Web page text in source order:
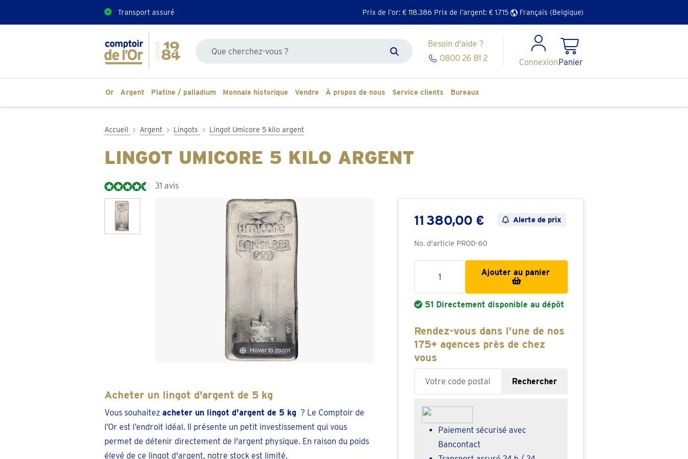
Transport assuré Prix de l’or: € 118.386 Prix de l’argent: € 1.715 Français (Belgique)
Zoeken
Besoin d'aide ?
0800 26 81 2
ConnexionPanier
Or Argent Platine / palladium Monnaie historique Vendre À propos de nous Service clients Bureaux
Accueil Argent Lingots Lingot Umicore 5 kilo argent
LINGOT UMICORE 5 KILO ARGENT
31 avis
Hover to zoom
Acheter un lingot d'argent de 5 kg
Vous souhaitez acheter un lingot d'argent de 5 kg ? Le Comptoir de
l’Or est l’endroit idéal. Il présente un petit investissement qui vous
permet de détenir directement de l'argent physique. En raison du poids
élevé de ce lingot d'argent, notre stock est limité.
Alerte de prix
11 380,00 €
No. d'article PROD-60
Ajouter au panier
51 Directement disponible au dépôt
Rendez-vous dans l’une de nos
175+ agences près de chez
vous
Rechercher
Paiement sécurisé avec
Bancontact